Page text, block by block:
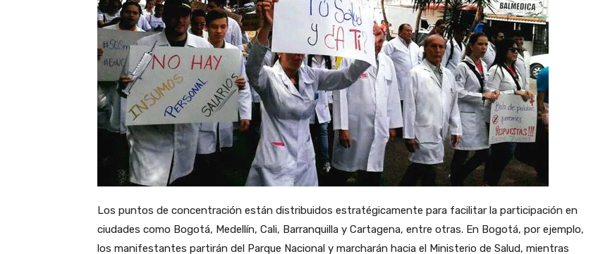
Los puntos de concentración están distribuidos estratégicamente para facilitar la participación en
ciudades como Bogotá, Medellín, Cali, Barranquilla y Cartagena, entre otras. En Bogotá, por ejemplo,
los manifestantes partirán del Parque Nacional y marcharán hacia el Ministerio de Salud, mientras